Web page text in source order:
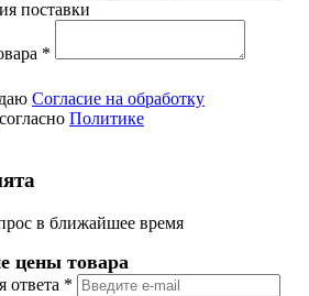
поставки
*
Согласие на обработку
согласно Политике
в ближайшее время
цены товара
ответа *